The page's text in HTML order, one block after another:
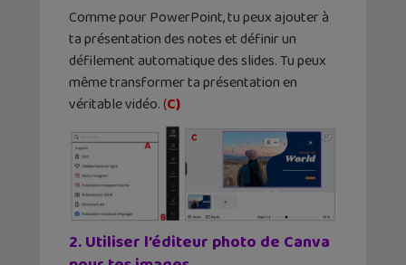
Comme pour PowerPoint, tu peux ajouter à
ta présentation des notes et définir un
défilement automatique des slides. Tu peux
même transformer ta présentation en
véritable vidéo.(C)
2. Utiliser l’éditeur photo de Canva